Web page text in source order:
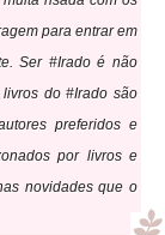
para entrar em
Ser #Irado é não
do #Irado são
preferidos e
por livros e
novidades que o